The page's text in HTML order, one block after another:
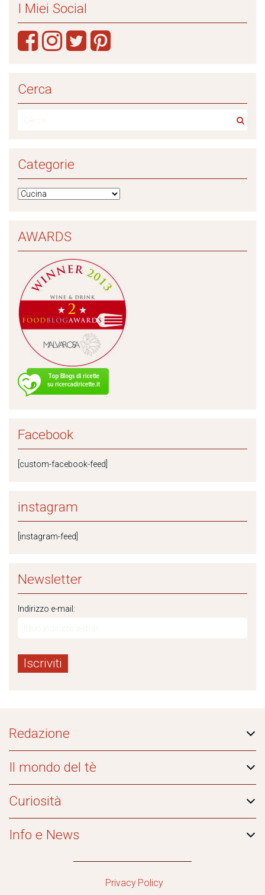
I Miei Social
Cerca
Categorie
AWARDS
Facebook
[custom-facebook-feed]
instagram
[instagram-feed]
Newsletter
Indirizzo e-mail:
Redazione
Il mondo del tè
Curiosità
Info e News
Privacy Policy